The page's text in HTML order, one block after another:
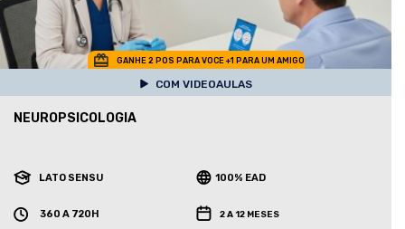
GANHE 2 POS PARA VOCE +1 PARA UM AMIGO
COM VIDEOAULAS
NEUROPSICOLOGIA
LATO SENSU 100% EAD
360 A 720H 2 A 12 MESES